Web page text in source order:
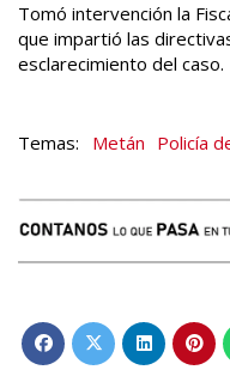
Tomó intervención la
que impartió las
esclarecimiento del caso.
Metán Policía